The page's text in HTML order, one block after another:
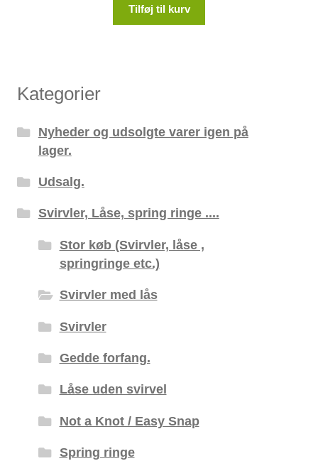
Tilføj til kurv
Kategorier
Nyheder og udsolgte varer igen på
lager.
Udsalg.
Svirvler, Låse, spring ringe ....
Stor køb (Svirvler, låse ,
springringe etc.)
Svirvler med lås
Svirvler
Gedde forfang.
Låse uden svirvel
Not a Knot / Easy Snap
Spring ringe